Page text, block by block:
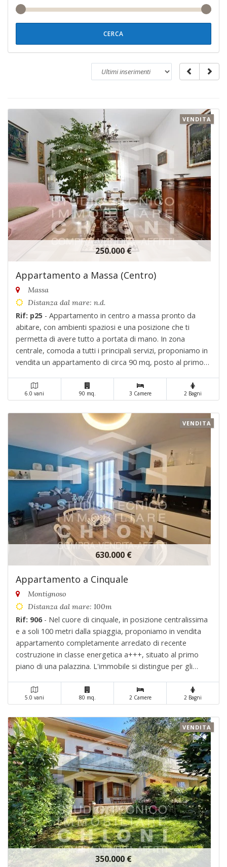
CERCA
250.000 €
VENDITA
Appartamento a Massa (Centro)
Massa
Distanza dal mare: n.d.
Rif: p25 - Appartamento in centro a massa pronto da
abitare, con ambienti spaziosi e una posizione che ti
permetta di avere tutto a portata di mano. In zona
centrale, comoda a tutti i principali servizi, proponiamo in
vendita un appartamento di circa 90 mq, posto al primo
mantenuto. L'immobile si presenta in buono stato di. . .
6.0 vani 90 mq. 3 Camere 2 Bagni
630.000 €
VENDITA
Appartamento a Cinquale
Montignoso
Distanza dal mare: 100m
Rif: 906- Nel cuore di cinquale, in posizione centralissima
e a soli 100 metri dalla spiaggia, proponiamo in vendita
appartamento completamente arredato di recente
costruzione in classe energetica a+++, situato al primo
piano di una palazzina. L'immobile si distingue per gli
panoramica al piano superiore, la propriet�. . .
5.0 vani 80 mq. 2 Camere 2 Bagni
350.000 €
VENDITA